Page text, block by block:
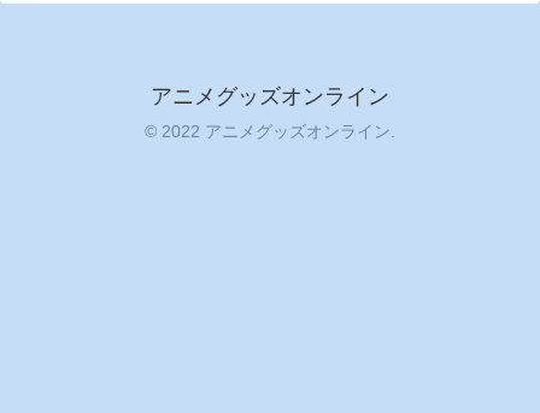
アニメグッズオンライン
© 2022 アニメグッズオンライン.